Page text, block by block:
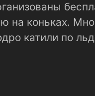
на коньках.
катили по